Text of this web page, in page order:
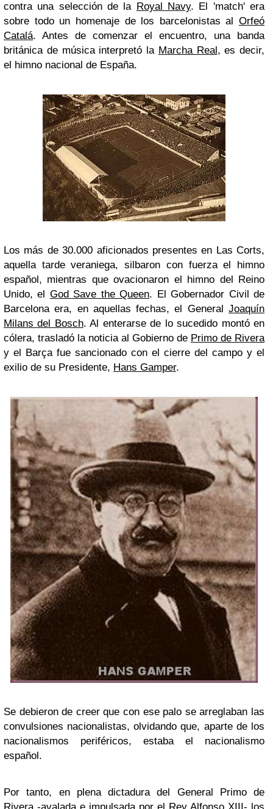
contra una selección de la Royal Navy. El 'match' era
sobre todo un homenaje de los barcelonistas al Orfeó
Catalá. Antes de comenzar el encuentro, una banda
británica de música interpretó la Marcha Real , es decir,
el himno nacional de España.
Los más de 30.000 aficionados presentes en Las Corts,
aquella tarde veraniega, silbaron con fuerza el himno
español, mientras que ovacionaron el himno del Reino
Unido, el God Save the Queen. El Gobernador Civil de
Barcelona era, en aquellas fechas, el General Joaquín
Milans del Bosch. Al enterarse de lo sucedido montó en
cólera, trasladó la noticia al Gobierno de Primo de Rivera
y el Barça fue sancionado con el cierre del campo y el
exilio de su Presidente, Hans Gamper.
Se debieron de creer que con ese palo se arreglaban las
convulsiones nacionalistas, olvidando que, aparte de los
nacionalismos periféricos, estaba el nacionalismo
español.
Por tanto, en plena dictadura del General Primo de